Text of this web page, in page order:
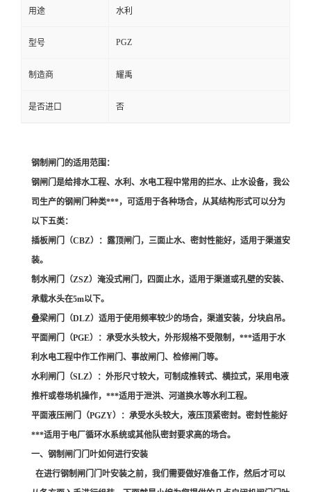
用途 水利
型号 PGZ
制造商 耀禹
是否进口 否
钢制闸门的适用范围：
钢闸门是给排水工程、水利、水电工程中常用的拦水、止水设备，我公
司生产的钢闸门种类***，可适用于各种场合，从其结构形式可以分为
以下五类：
插板闸门（CBZ）：露顶闸门，三面止水、密封性能好，适用于渠道安
装。
制水闸门（ZSZ）淹没式闸门，四面止水，适用于渠道或孔壁的安装、
承载水头在5m以下。
叠梁闸门（DLZ）适用于使用频率较少的场合，渠道安装，分块启吊。
平面闸门（PGE）：承受水头较大，外形规格不受限制，***适用于水
利水电工程中作工作闸门、事故闸门、检修闸门等。
水利闸门（SLZ）：外形尺寸较大，可制成推转式、横拉式，采用电液
推杆或卷场机操作，***适用于泄洪、河道换水等水利工程。
平面液压闸门（PGZY）：承受水头较大，液压顶紧密封。密封性能好
***适用于电厂循环水系统或其他队密封要求高的场合。
一、钢制闸门门叶如何进行安装
在进行钢制闸门门叶安装之前，我们需要做好准备工作，然后才可以